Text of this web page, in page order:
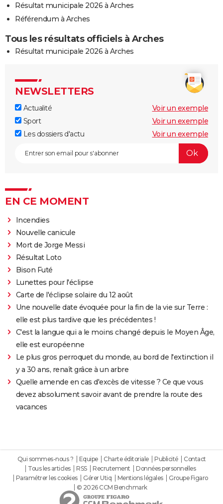
Résultat municipale 2026 à Arches
Référendum à Arches
Tous les résultats officiels à Arches
Résultat municipale 2026 à Arches
NEWSLETTERS
Actualité
Voir un exemple
Sport
Voir un exemple
Les dossiers d'actu
Voir un exemple
EN CE MOMENT
Incendies
Nouvelle canicule
Mort de Jorge Messi
Résultat Loto
Bison Futé
Lunettes pour l'éclipse
Carte de l'éclipse solaire du 12 août
Une nouvelle date évoquée pour la fin de la vie sur Terre :
elle est plus tardive que les précédentes !
C'est la langue qui a le moins changé depuis le Moyen Âge,
elle est européenne
Le plus gros perroquet du monde, au bord de l'extinction il
y a 30 ans, renaît grâce à un arbre
Quelle amende en cas d'excès de vitesse ? Ce que vous
devez absolument savoir avant de prendre la route des
vacances
Qui sommes-nous ? Equipe Charte éditoriale Publicité
Contact
Tous les articles
RSS Recrutement
Données personnelles
Paramétrer les cookies
Gérer Utiq Mentions légales
Groupe Figaro
© 2026 CCM Benchmark